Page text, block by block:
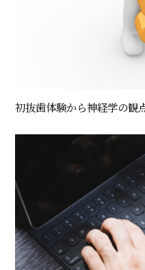
初抜歯体験から神経学の観